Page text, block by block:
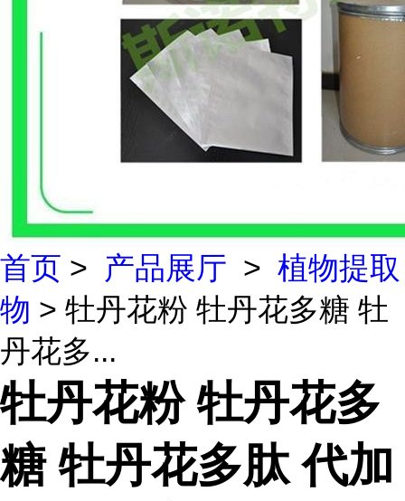
首页 > 产品展厅 > 植物提取
物 > 牡丹花粉 牡丹花多糖 牡
丹花多...
牡丹花粉 牡丹花多
糖 牡丹花多肽 代加